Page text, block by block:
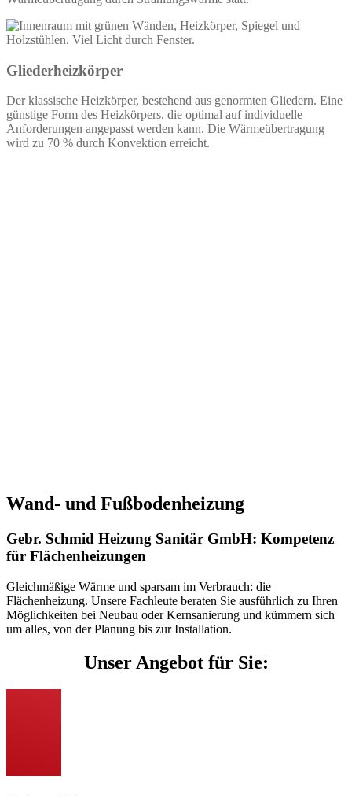
Gliederheizkörper
Der klassische Heizkörper, bestehend aus genormten Gliedern. Eine
günstige Form des Heizkörpers, die optimal auf individuelle
Anforderungen angepasst werden kann. Die Wärmeübertragung
wird zu 70 % durch Konvektion erreicht.
Wand- und Fußbodenheizung
Gebr. Schmid Heizung Sanitär GmbH: Kompetenz
für Flächenheizungen
Gleichmäßige Wärme und sparsam im Verbrauch: die
Flächenheizung. Unsere Fachleute beraten Sie ausführlich zu Ihren
Möglichkeiten bei Neubau oder Kernsanierung und kümmern sich
um alles, von der Planung bis zur Installation.
Unser Angebot für Sie: